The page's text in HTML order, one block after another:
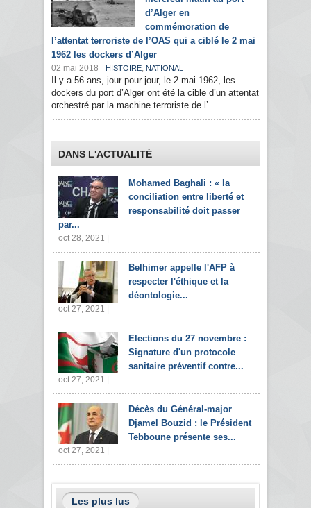
d’Alger en
commémoration de
l’attentat terroriste de l’OAS qui a ciblé le 2 mai
1962 les dockers d’Alger
02 mai 2018 HISTOIRE, NATIONAL
Il y a 56 ans, jour pour jour, le 2 mai 1962, les
dockers du port d’Alger ont été la cible d’un attentat
orchestré par la machine terroriste de l’...
DANS L'ACTUALITÉ
Mohamed Baghali : « la
conciliation entre liberté et
responsabilité doit passer
par...
oct 28, 2021 |
Belhimer appelle l'AFP à
respecter l'éthique et la
déontologie...
oct 27, 2021 |
Elections du 27 novembre :
Signature d'un protocole
sanitaire préventif contre...
oct 27, 2021 |
Décès du Général-major
Djamel Bouzid : le Président
Tebboune présente ses...
oct 27, 2021 |
Les plus lus